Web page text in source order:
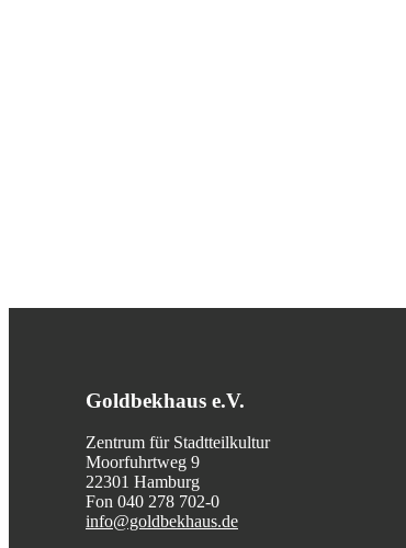
Goldbekhaus e.V.
Zentrum für Stadtteilkultur
Moorfuhrtweg 9
22301 Hamburg
Fon 040 278 702-0
info@goldbekhaus.de